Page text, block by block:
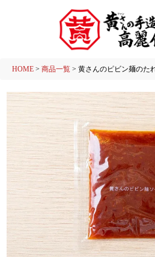
HOME 商品一覧 黄さんのピビン麺のた